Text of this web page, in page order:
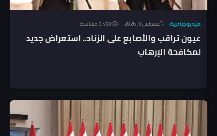
فيديوجرافيك أغسطس 9, 2026 6٬450 مشاهدة
عيون تراقب والأصابع على الزناد.. استعراض جديد
لمكافحة الإرهاب